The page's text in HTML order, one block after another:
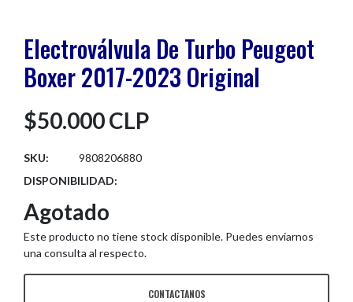
Electroválvula De Turbo Peugeot
Boxer 2017-2023 Original
$50.000 CLP
SKU:
9808206880
DISPONIBILIDAD:
Agotado
Este producto no tiene stock disponible. Puedes enviarnos
una consulta al respecto.
CONTACTANOS